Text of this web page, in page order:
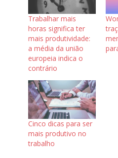
Trabalhar mais
horas significa ter
mais produtividade:
a média da união
europeia indica o
contrário
Cinco dicas para ser
mais produtivo no
trabalho